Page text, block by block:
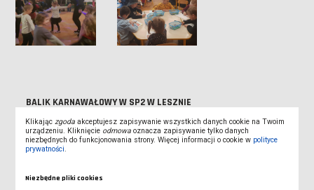
BALIK KARNAWAŁOWY W SP2 W LESZNIE
WIZYTA W DPS W LESZNIE
I WCZESNOSZKOLNEJ
Klikając zgoda akceptujesz zapisywanie wszystkich danych cookie na Twoim
urządzeniu. Kliknięcie odmowa oznacza zapisywanie tylko danych
niezbędnych do funkcjonowania strony. Więcej informacji o cookie w polityce
prywatności
Niezbędne pliki cookies